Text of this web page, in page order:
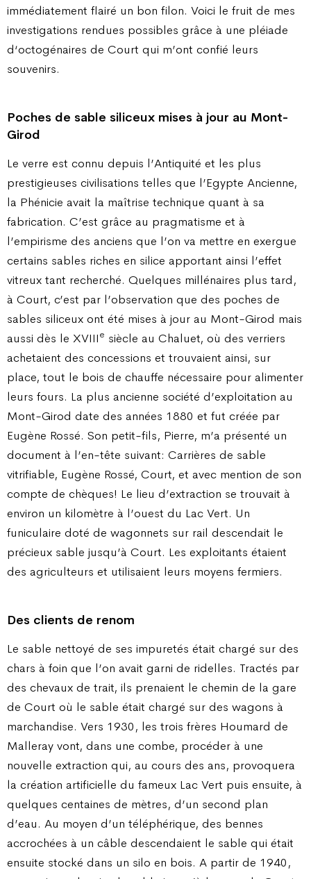
immédiatement flairé un bon filon. Voici le fruit de mes
investigations rendues possibles grâce à une pléiade
d‘octogénaires de Court qui m’ont confié leurs
souvenirs.
Poches de sable siliceux mises à jour au Mont-
Girod
Le verre est connu depuis l’Antiquité et les plus
prestigieuses civilisations telles que l’Egypte Ancienne,
la Phénicie avait la maîtrise technique quant à sa
fabrication. C’est grâce au pragmatisme et à
l’empirisme des anciens que l’on va mettre en exergue
certains sables riches en silice apportant ainsi l’effet
vitreux tant recherché. Quelques millénaires plus tard,
à Court, c’est par l’observation que des poches de
sables siliceux ont été mises à jour au Mont-Girod mais
aussi dès le XVIIIe siècle au Chaluet, où des verriers
achetaient des concessions et trouvaient ainsi, sur
place, tout le bois de chauffe nécessaire pour alimenter
leurs fours. La plus ancienne société d’exploitation au
Mont-Girod date des années 1880 et fut créée par
Eugène Rossé. Son petit-fils, Pierre, m’a présenté un
document à l’en-tête suivant: Carrières de sable
vitrifiable, Eugène Rossé, Court, et avec mention de son
compte de chèques! Le lieu d’extraction se trouvait à
environ un kilomètre à l’ouest du Lac Vert. Un
funiculaire doté de wagonnets sur rail descendait le
précieux sable jusqu’à Court. Les exploitants étaient
des agriculteurs et utilisaient leurs moyens fermiers.
Des clients de renom
Le sable nettoyé de ses impuretés était chargé sur des
chars à foin que l’on avait garni de ridelles. Tractés par
des chevaux de trait, ils prenaient le chemin de la gare
de Court où le sable était chargé sur des wagons à
marchandise. Vers 1930, les trois frères Houmard de
Malleray vont, dans une combe, procéder à une
nouvelle extraction qui, au cours des ans, provoquera
la création artificielle du fameux Lac Vert puis ensuite, à
quelques centaines de mètres, d’un second plan
d’eau. Au moyen d’un téléphérique, des bennes
accrochées à un câble descendaient le sable qui était
ensuite stocké dans un silo en bois. A partir de 1940,